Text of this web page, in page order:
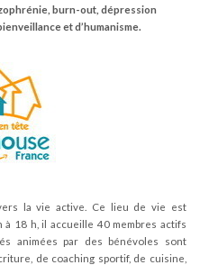
burn-out, dépression
et d’humanisme.
la vie active. Ce lieu de vie est
18 h, il accueille 40 membres actifs
animées par des bénévoles sont
de coaching sportif, de cuisine,